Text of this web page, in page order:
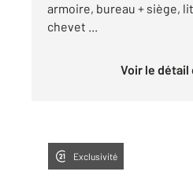
armoire, bureau + siège, lit
chevet ...
Voir le
Exclusivité